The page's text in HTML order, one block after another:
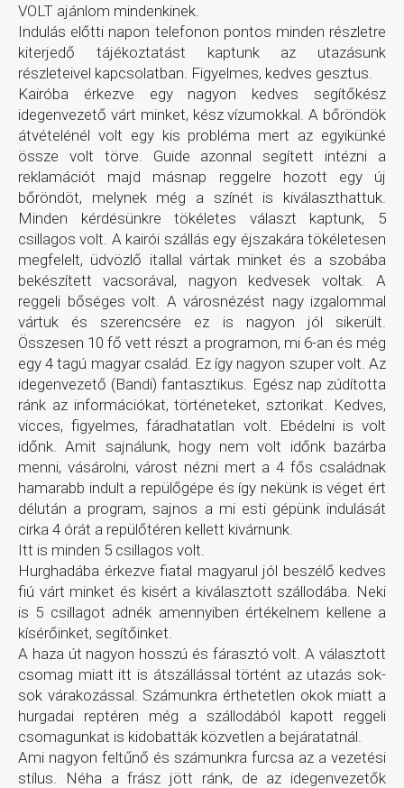
VOLT ajánlom mindenkinek.
Indulás előtti napon telefonon pontos minden részletre
kiterjedő tájékoztatást kaptunk az utazásunk
részleteivel kapcsolatban. Figyelmes, kedves gesztus.
Kairóba érkezve egy nagyon kedves segítőkész
idegenvezető várt minket, kész vízumokkal. A bőröndök
átvételénél volt egy kis probléma mert az egyikünké
össze volt törve. Guide azonnal segített intézni a
reklamációt majd másnap reggelre hozott egy új
bőröndöt, melynek még a színét is kiválaszthattuk.
Minden kérdésünkre tökéletes választ kaptunk, 5
csillagos volt. A kairói szállás egy éjszakára tökéletesen
megfelelt, üdvözlő itallal vártak minket és a szobába
bekészített vacsorával, nagyon kedvesek voltak. A
reggeli bőséges volt. A városnézést nagy izgalommal
vártuk és szerencsére ez is nagyon jól sikerült.
Összesen 10 fő vett részt a programon, mi 6-an és még
egy 4 tagú magyar család. Ez így nagyon szuper volt. Az
idegenvezető (Bandi) fantasztikus. Egész nap zúdította
ránk az információkat, történeteket, sztorikat. Kedves,
vicces, figyelmes, fáradhatatlan volt. Ebédelni is volt
időnk. Amit sajnálunk, hogy nem volt időnk bazárba
menni, vásárolni, várost nézni mert a 4 fős családnak
hamarabb indult a repülőgépe és így nekünk is véget ért
délután a program, sajnos a mi esti gépünk indulását
cirka 4 órát a repülőtéren kellett kivárnunk.
Itt is minden 5 csillagos volt.
Hurghadába érkezve fiatal magyarul jól beszélő kedves
fiú várt minket és kisért a kiválasztott szállodába. Neki
is 5 csillagot adnék amennyiben értékelnem kellene a
kísérőinket, segítőinket.
A haza út nagyon hosszú és fárasztó volt. A választott
csomag miatt itt is átszállással történt az utazás sok-
sok várakozással. Számunkra érthetetlen okok miatt a
hurgadai reptéren még a szállodából kapott reggeli
csomagunkat is kidobatták közvetlen a bejáratatnál.
Ami nagyon feltűnő és számunkra furcsa az a vezetési
stílus. Néha a frász jött ránk, de az idegenvezetők